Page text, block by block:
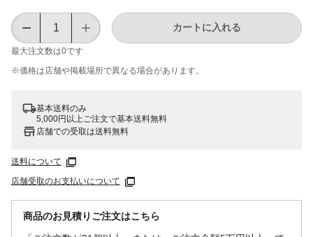
最大注文数は0です
カートに入れる
※価格は​店舗や​掲載場所で​異なる​場合が​あります。
基本送料のみ
5,000円以上ご注文で基本送料無料
店舗での受取は送料無料
送料について
店舗受取のお支払いについて
商品のお見積りご注文はこちら